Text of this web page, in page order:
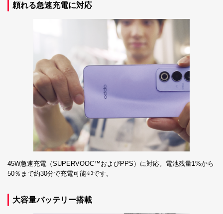
頼れる急速充電に対応
45W急速充電（SUPERVOOC™およびPPS）に対応。電池残量1%から
50％まで約30分で充電可能※3です。
大容量バッテリー搭載